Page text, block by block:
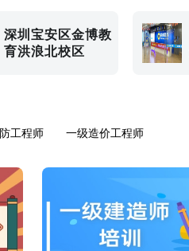
深圳宝安区金博教
育洪浪北校区
工程师 一级造价工程师